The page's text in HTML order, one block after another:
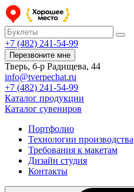
+7 (482) 241-54-99
Перезвоните мне
Тверь, б-р Радищева, 44
info@tverpechat.ru
+7 (482) 241-54-99
Каталог продукции
Каталог сувениров
Портфолио
Технологии производства
Требования к макетам
Дизайн студия
Контакты